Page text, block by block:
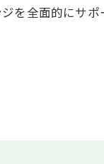
を全面的にサポ